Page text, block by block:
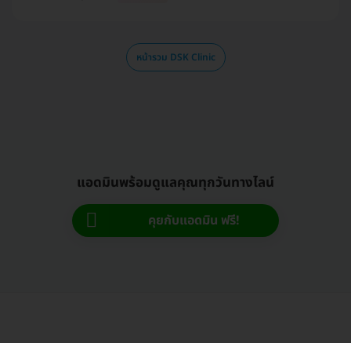
หน้ารวม DSK Clinic
แอดมินพร้อมดูแลคุณทุกวันทางไลน์
คุยกับแอดมิน ฟรี!